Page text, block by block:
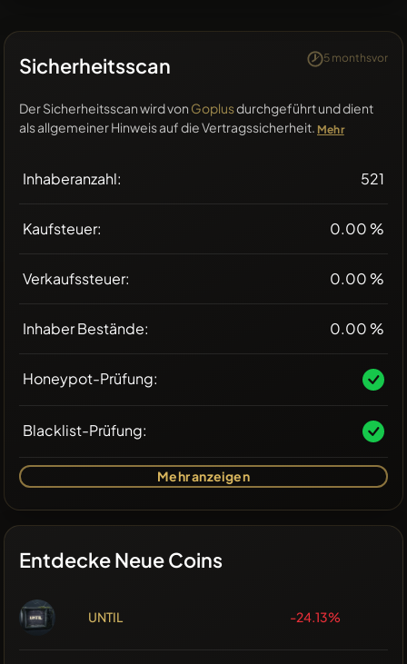
Sicherheitsscan 5 monthsvor
Der Sicherheitsscan wird von Goplusdurchgeführt und dient
als allgemeiner Hinweis auf die Vertragssicherheit. Mehr
Inhaberanzahl: 521
Kaufsteuer: 0.00 %
Verkaufssteuer: 0.00 %
Inhaber Bestände: 0.00 %
Honeypot-Prüfung:
Blacklist-Prüfung:
Mehr anzeigen
Entdecke Neue Coins
UNTIL -24.13%